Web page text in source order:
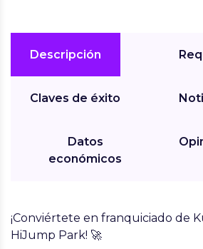
Descripción
Claves de éxito
Datos
económicos
¡Conviértete en franquiciado de
HiJump Park! 🚀